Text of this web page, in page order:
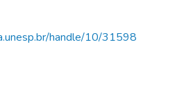
handle/10/31598